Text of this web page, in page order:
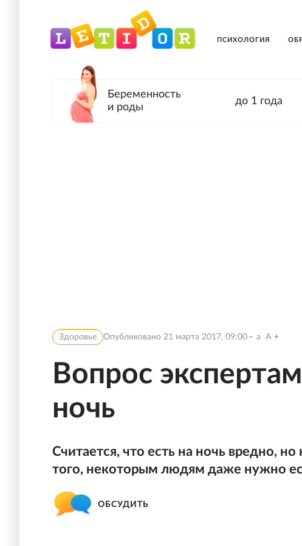
ПСИХОЛОГИЯ
Беременность
и роды
до 1 года
Здоровье Опубликовано 21 марта 2017, 09:00 a A
Вопрос
ночь
Считается, что есть на ночь вредно,
того, некоторым людям даже нужно
ОБСУДИТЬ